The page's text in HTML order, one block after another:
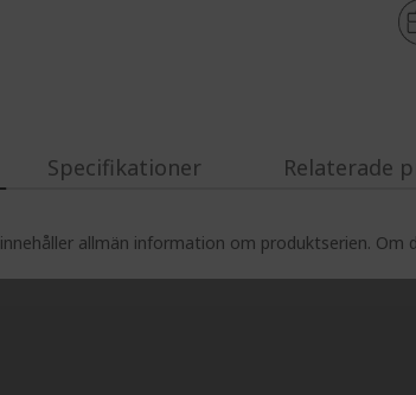
innehåller allmän information om produktserien. Om
Specifikationer Relaterade